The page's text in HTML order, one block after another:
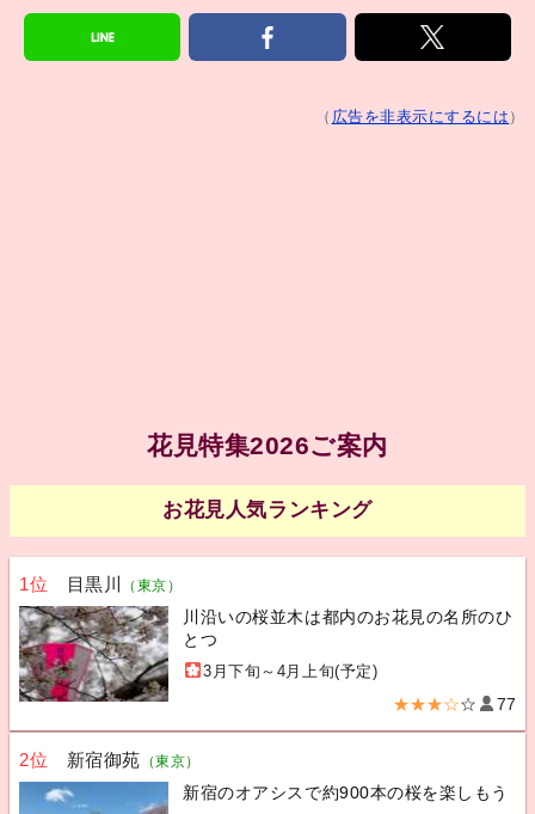
（ 広告を非表示にするには ）
花見特集2026ご案内
お花見人気ランキング
1位 目黒川 （東京）
川沿いの桜並木は都内のお花見の名所のひ
とつ
3月下旬～4月上旬(予定)
★★★☆☆ 77
2位 新宿御苑 （東京）
新宿のオアシスで約900本の桜を楽しもう